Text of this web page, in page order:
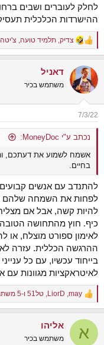
לחלק לעוברים ושבים
ההישרדות הכלכלית
R
e
c
t
i
s
:
צדיק תלמיד טועה צ'יטה
דאניל
משתמש בכיר
7/3/22
נכתב ע"י MoneyDoc:
אשמח לשמוע את דעתכם,
בחיים.
להתנדב עם אנשים
לפחות את השמחה שלהם
להיות קשה, אבל אם
כיף. חוץ מהתחושה
לאימון ספורט מוצלח,
ההרגשה הכללית. עזרה
בייחוד עכשיו, עם כל
לאיטראקציות מגוונות עם
R
e
c
may
LiorD טל51 ו-5 משתמשים נוספים
א אליהו
משתמש בכיר